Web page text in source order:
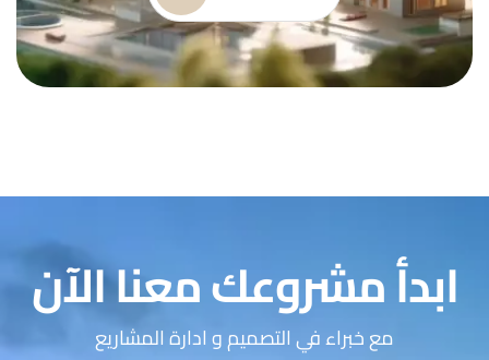
ابدأ مشروعك معنا الآن
مع خبراء في التصميم و ادارة المشاريع